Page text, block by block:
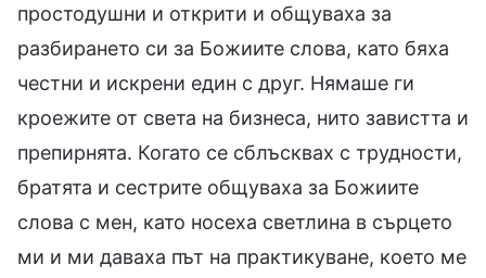
простодушни и открити и общуваха за
разбирането си за Божиите слова, като бяха
честни и искрени един с друг. Нямаше ги
кроежите от света на бизнеса, нито завистта и
препирнята. Когато се сблъсквах с трудности,
братята и сестрите общуваха за Божиите
слова с мен, като носеха светлина в сърцето
ми и ми даваха път на практикуване, което ме